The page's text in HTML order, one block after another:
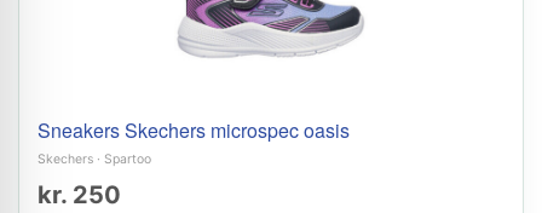
Sneakers Skechers microspec oasis
Skechers · Spartoo
kr. 250